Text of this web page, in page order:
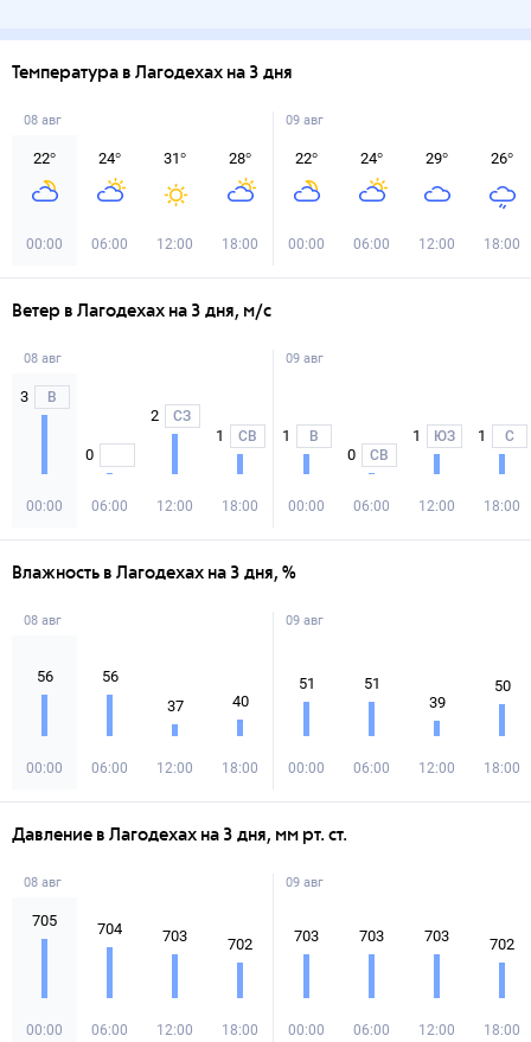
Температура в Лагодехах на 3 дня
08 авг
22°
00:00
24°
06:00
31°
12:00
28°
18:00
09 авг
22°
00:00
24°
06:00
29°
12:00
26°
18:00
Ветер в Лагодехах на 3 дня, м/с
08 авг
3 В
00:00
0
06:00
2 СЗ
12:00
1 СВ
18:00
09 авг
1 В
00:00
0 СВ
06:00
1 ЮЗ
12:00
1 С
18:00
Влажность в Лагодехах на 3 дня, %
08 авг
56
00:00
56
06:00
37
12:00
40
18:00
09 авг
51
00:00
51
06:00
39
12:00
50
18:00
Давление в Лагодехах на 3 дня, мм рт. ст.
08 авг
705
00:00
704
06:00
703
12:00
702
18:00
09 авг
703
00:00
703
06:00
703
12:00
702
18:00